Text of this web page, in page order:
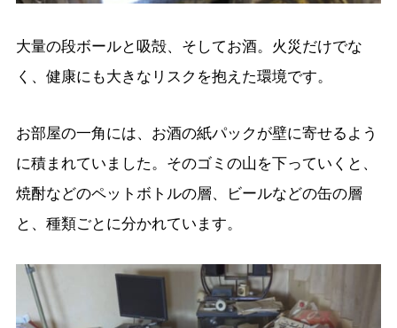
大量の段ボールと吸殻、そしてお酒。火災だけでな
く、健康にも大きなリスクを抱えた環境です。
お部屋の一角には、お酒の紙パックが壁に寄せるよう
に積まれていました。そのゴミの山を下っていくと、
焼酎などのペットボトルの層、ビールなどの缶の層
と、種類ごとに分かれています。